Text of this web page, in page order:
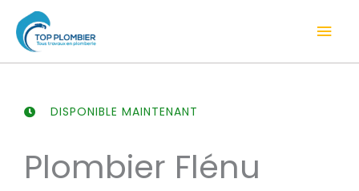
contenu
DISPONIBLE MAINTENANT
Plombier Flénu